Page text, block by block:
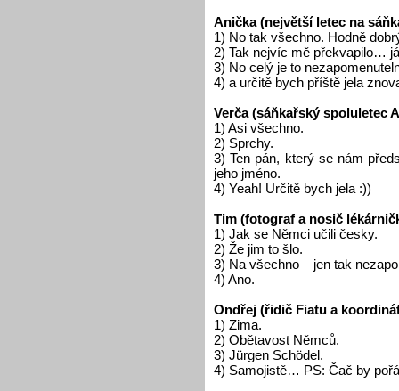
Anička (největší letec na
1) No tak všechno. Hodně
2) Tak nejvíc mě překvapilo…
3) No celý je to
4) a určitě bych příště jela
Verča (sáňkařský spoluletec
1) Asi všechno.
2) Sprchy.
3) Ten pán, který se nám
jeho jméno.
4) Yeah! Určitě bych jela :))
Tim (fotograf a nosič
1) Jak se Němci učili česky.
2) Že jim to šlo.
3) Na všechno – jen tak
4) Ano.
Ondřej (řidič Fiatu a
1) Zima.
2) Obětavost Němců.
3) Jürgen Schödel.
4) Samojistě… PS: Čač by